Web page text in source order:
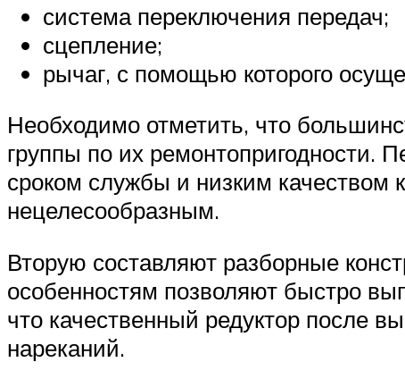
система переключения передач;
сцепление;
рычаг, с помощью которого
Необходимо отметить, что
группы по их
сроком службы и низким качеством
нецелесообразным.
Вторую составляют разборные
особенностям позволяют быстро
что качественный редуктор после
нареканий.